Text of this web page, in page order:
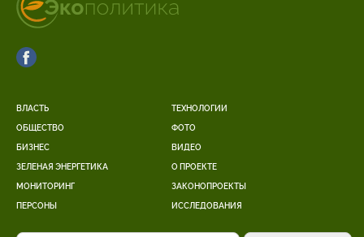
ВЛАСТЬ
ОБЩЕСТВО
БИЗНЕС
ЗЕЛЕНАЯ ЭНЕРГЕТИКА
МОНИТОРИНГ
ПЕРСОНЫ
ТЕХНОЛОГИИ
ФОТО
ВИДЕО
О ПРОЕКТЕ
ЗАКОНОПРОЕКТЫ
ИССЛЕДОВАНИЯ